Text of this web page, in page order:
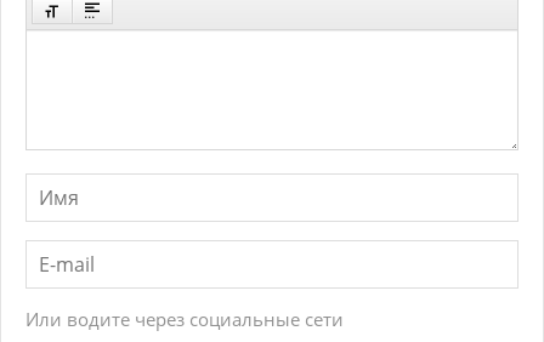
Или водите через социальные сети